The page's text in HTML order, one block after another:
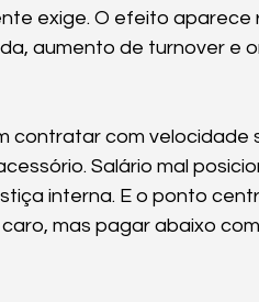
exige. O efeito aparece
aumento de turnover e
contratar com velocidade
Salário mal
interna. E o ponto
mas pagar abaixo